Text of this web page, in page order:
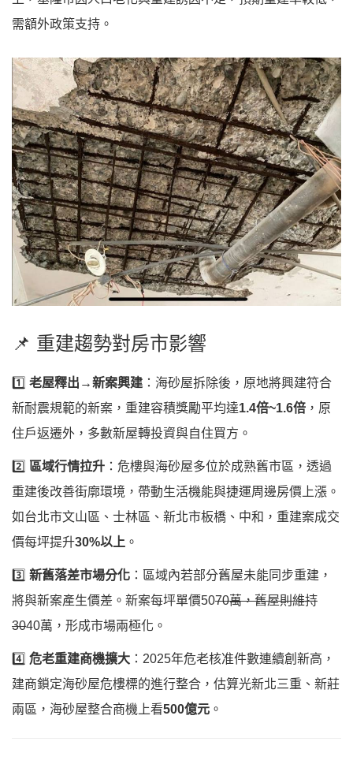
需額外政策支持。
📌 重建趨勢對房市影響
1️⃣ 老屋釋出→新案興建 ：海砂屋拆除後，原地將興建符合
新耐震規範的新案，重建容積獎勵平均達1.4倍~1.6倍 ，原
住戶返遷外，多數新屋轉投資與自住買方。
2️⃣ 區域行情拉升 ：危樓與海砂屋多位於成熟舊市區，透過
重建後改善街廓環境，帶動生活機能與捷運周邊房價上漲。
如台北市文山區、士林區、新北市板橋、中和，重建案成交
價每坪提升30%以上 。
3️⃣ 新舊落差市場分化 ：區域內若部分舊屋未能同步重建，
將與新案產生價差。新案每坪單價5070萬，舊屋則維持
3040萬，形成市場兩極化。
4️⃣ 危老重建商機擴大 ：2025年危老核准件數連續創新高，
建商鎖定海砂屋危樓標的進行整合，估算光新北三重、新莊
兩區，海砂屋整合商機上看500億元 。